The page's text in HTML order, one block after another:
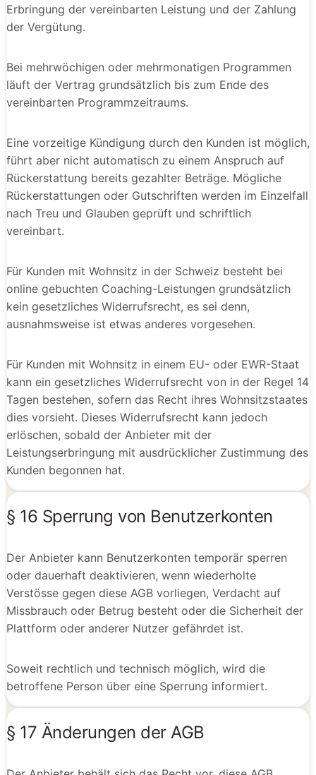
Erbringung der vereinbarten Leistung und der Zahlung
der Vergütung.
Bei mehrwöchigen oder mehrmonatigen Programmen
läuft der Vertrag grundsätzlich bis zum Ende des
vereinbarten Programmzeitraums.
Eine vorzeitige Kündigung durch den Kunden ist möglich,
führt aber nicht automatisch zu einem Anspruch auf
Rückerstattung bereits gezahlter Beträge. Mögliche
Rückerstattungen oder Gutschriften werden im Einzelfall
nach Treu und Glauben geprüft und schriftlich
vereinbart.
Für Kunden mit Wohnsitz in der Schweiz besteht bei
online gebuchten Coaching-Leistungen grundsätzlich
kein gesetzliches Widerrufsrecht, es sei denn,
ausnahmsweise ist etwas anderes vorgesehen.
Für Kunden mit Wohnsitz in einem EU- oder EWR-Staat
kann ein gesetzliches Widerrufsrecht von in der Regel 14
Tagen bestehen, sofern das Recht ihres Wohnsitzstaates
dies vorsieht. Dieses Widerrufsrecht kann jedoch
erlöschen, sobald der Anbieter mit der
Leistungserbringung mit ausdrücklicher Zustimmung des
Kunden begonnen hat.
§ 16 Sperrung von Benutzerkonten
Der Anbieter kann Benutzerkonten temporär sperren
oder dauerhaft deaktivieren, wenn wiederholte
Verstösse gegen diese AGB vorliegen, Verdacht auf
Missbrauch oder Betrug besteht oder die Sicherheit der
Plattform oder anderer Nutzer gefährdet ist.
Soweit rechtlich und technisch möglich, wird die
betroffene Person über eine Sperrung informiert.
§ 17 Änderungen der AGB